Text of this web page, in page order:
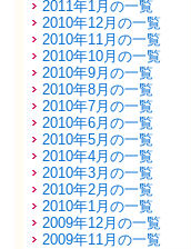
2011年1月の一覧
2010年12月の一覧
2010年11月の一覧
2010年10月の一覧
2010年9月の一覧
2010年8月の一覧
2010年7月の一覧
2010年6月の一覧
2010年5月の一覧
2010年4月の一覧
2010年3月の一覧
2010年2月の一覧
2010年1月の一覧
2009年12月の一覧
2009年11月の一覧